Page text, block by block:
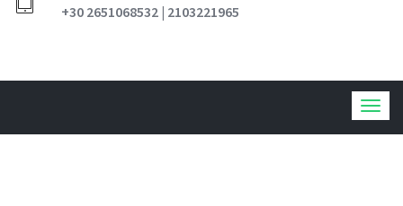
+30 2651068532 | 2103221965